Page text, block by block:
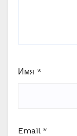
Имя *
Email *